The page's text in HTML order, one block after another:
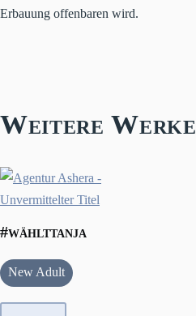
Erbauung offenbaren wird.
Weitere Werke
#wählttanja
New Adult